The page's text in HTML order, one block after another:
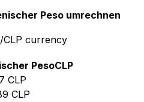
Peso umrechnen
CLP currency
PesoCLP
CLP
CLP